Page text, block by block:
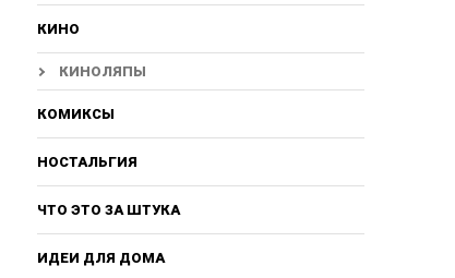
КИНО
КИНОЛЯПЫ
КОМИКСЫ
НОСТАЛЬГИЯ
ЧТО ЭТО ЗА ШТУКА
ИДЕИ ДЛЯ ДОМА